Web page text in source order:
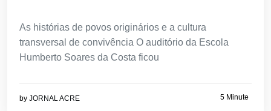
As histórias de povos originários e a cultura
transversal de convivência O auditório da Escola
Humberto Soares da Costa ficou
by JORNAL ACRE 5 Minute